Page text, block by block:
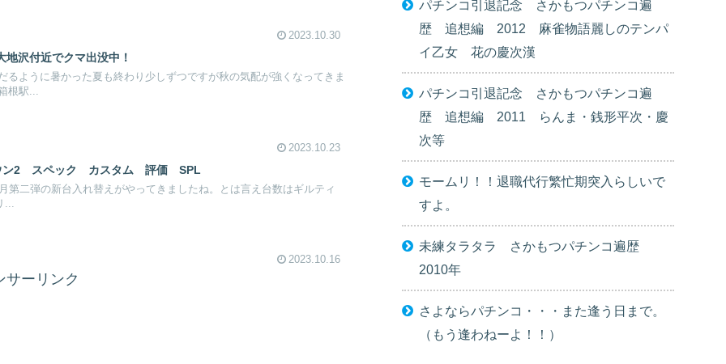
2023.10.30
沢付近でクマ出没中！
るように暑かった夏も終わり少しずつですが秋の気配が強くなってきま
根駅...
2023.10.23
ン2 スペック カスタム 評価 SPL
第二弾の新台入れ替えがやってきましたね。とは言え台数はギルティ
2023.10.16
サーリンク
パチンコ引退記念 さかもつパチンコ遍
歴 追想編 2012 麻雀物語麗しのテンパ
イ乙女 花の慶次漢
パチンコ引退記念 さかもつパチンコ遍
歴 追想編 2011 らんま・銭形平次・慶
次等
モームリ！！退職代行繁忙期突入らしいで
すよ。
未練タラタラ さかもつパチンコ遍歴
2010年
さよならパチンコ・・・また逢う日まで。
（もう逢わねーよ！！）